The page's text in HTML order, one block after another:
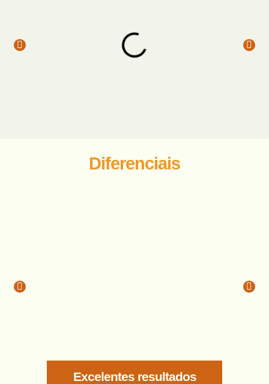
Diferenciais
Excelentes resultados